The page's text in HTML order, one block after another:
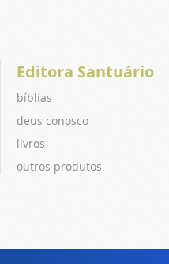
Editora Santuário
bíblias
deus conosco
livros
outros produtos